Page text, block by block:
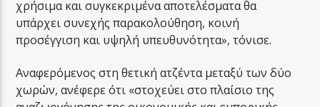
χρήσιμα και συγκεκριμένα αποτελέσματα θα
υπάρχει συνεχής παρακολούθηση, κοινή
προσέγγιση και υψηλή υπευθυνότητα», τόνισε.
Αναφερόμενος στη θετική ατζέντα μεταξύ των δύο
χωρών, ανέφερε ότι «στοχεύει στο πλαίσιο της